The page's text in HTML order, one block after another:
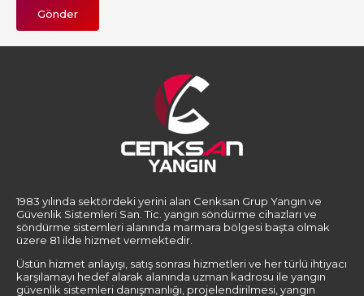
Gönder
1983 yılında sektördeki yerini alan Cenksan Grup Yangın ve
Güvenlik Sistemleri San. Tic. yangın söndürme cihazları ve
söndürme sistemleri alanında marmara bölgesi başta olmak
üzere 81 ilde hizmet vermektedir.
Üstün hizmet anlayışı, satış sonrası hizmetleri ve her türlü ihtiyacı
karşılamayı hedef alarak alanında uzman kadrosu ile yangın
güvenlik sistemleri danışmanlığı, projelendirilmesi, yangın